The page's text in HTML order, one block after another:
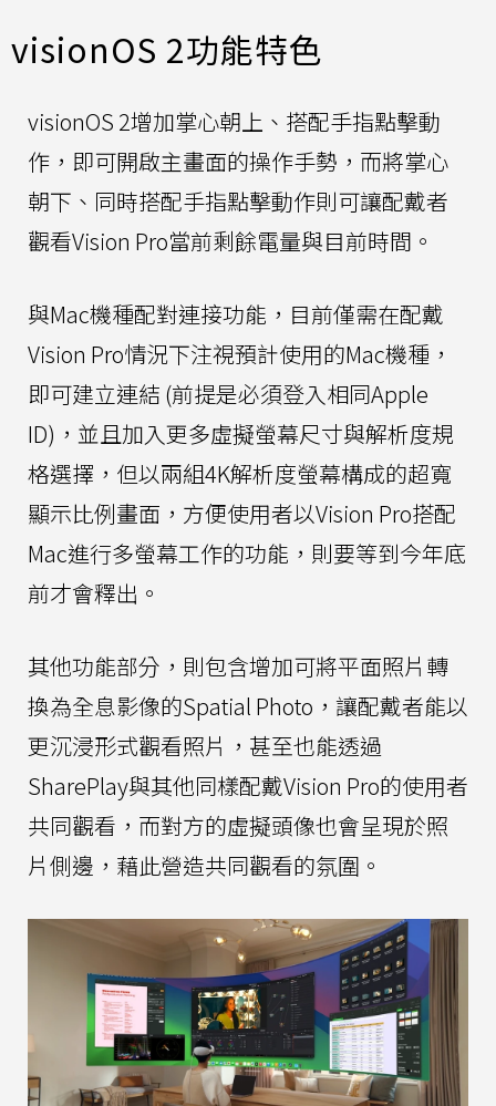
visionOS 2功能特色
visionOS 2增加掌心朝上、搭配手指點擊動
作，即可開啟主畫面的操作手勢，而將掌心
朝下、同時搭配手指點擊動作則可讓配戴者
觀看Vision Pro當前剩餘電量與目前時間。
與Mac機種配對連接功能，目前僅需在配戴
Vision Pro情況下注視預計使用的Mac機種，
即可建立連結 (前提是必須登入相同Apple
ID)，並且加入更多虛擬螢幕尺寸與解析度規
格選擇，但以兩組4K解析度螢幕構成的超寬
顯示比例畫面，方便使用者以Vision Pro搭配
Mac進行多螢幕工作的功能，則要等到今年底
前才會釋出。
其他功能部分，則包含增加可將平面照片轉
換為全息影像的Spatial Photo，讓配戴者能以
更沉浸形式觀看照片，甚至也能透過
SharePlay與其他同樣配戴Vision Pro的使用者
共同觀看，而對方的虛擬頭像也會呈現於照
片側邊，藉此營造共同觀看的氛圍。